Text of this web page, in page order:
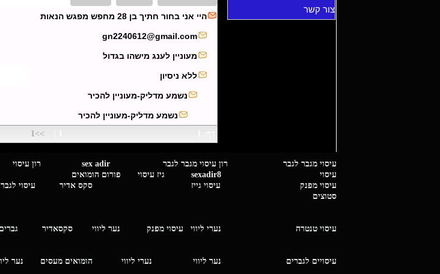
צור קשר
היי אני בחור חתיך בן 28 מחפש מפגש הנאות
gn2240612@gmail.com
מעוניין לענג מישהו בגדול
ללא ניסיון
נשמע מדליק-מעוניין להכיר
נשמע מדליק-מעוניין להכיר
>>1
עיסוי מגבר לגבר רון עיסוי מגבר לגבר sex adir רון עיסוי
עיסוי sexadir8 גיז עיסוי פורום הומואים
עיסוי מפנק
עיסוי גייז סקס אדיר עיסוי
סטוצים
עיסוי טנטרה נערי ליווי עיסוי מפנק נער ליווי סקסאדיר
עיסויים לגברים נער ליווי נערי ליווי הומואים מעסים נער